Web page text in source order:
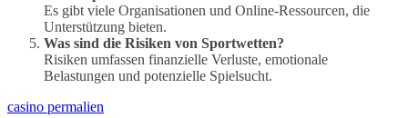
Es gibt viele Organisationen und Online-Ressourcen, die
Unterstützung bieten.
Was sind die Risiken von Sportwetten?
Risiken umfassen finanzielle Verluste, emotionale
Belastungen und potenzielle Spielsucht.
casino permalien